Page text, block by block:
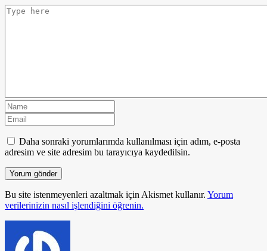
Daha sonraki yorumlarımda kullanılması için adım, e-posta
adresim ve site adresim bu tarayıcıya kaydedilsin.
Bu site istenmeyenleri azaltmak için Akismet kullanır. Yorum
verilerinizin nasıl işlendiğini öğrenin.